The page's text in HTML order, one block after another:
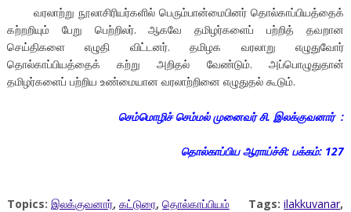
வரலாற்று நூலாசிரியர்களில் பெரும்பான்மைபினர் தொல்காப்பியத்தைக்
கற்றறியும் பேறு பெற்றிலர். ஆகவே தமிழர்களைப் பற்றித் தவறான
செய்திகளை எழுதி விட்டனர். தமிழக வரலாறு எழுதுவோர்
தொல்காப்பியத்தைக் கற்று அறிதல் வேண்டும். அப்பொழுதுதான்
தமிழர்களைப் பற்றிய உண்மையான வரலாற்றினை எழுதுதல் கூடும்.
செம்மொழிச் செம்மல் முனைவர் சி. இலக்குவனார் :
தொல்காப்பிய ஆராய்ச்சி: பக்கம்: 127
Topics: இலக்குவனார், கட்டுரை, தொல்காப்பியம் Tags: ilakkuvanar,